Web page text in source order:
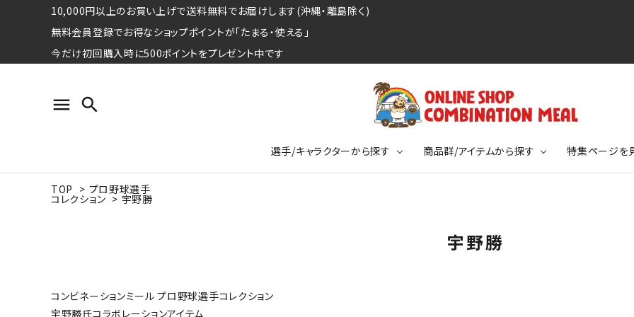
10,000円以上のお買い上げで送料無料でお届けします(沖縄・離島除く)
無料会員登録でお得なショップポイントが「たまる・使える」
今だけ初回購入時に500ポイントをプレゼント中です
menu search
選手/キャラクターから探す
プロ野球選手コレクション
競走馬コレクション
水泳競技選手コレクション
商品群/アイテムから探す
Tシャツ
KIDSサイズ
期間限定販売アイテム
特集ページを
特集ページ
TOP > プロ野球選手
コレクション > 宇野勝
宇野勝
コンビネーションミール プロ野球選手コレクション
宇野勝氏コラボレーションアイテム